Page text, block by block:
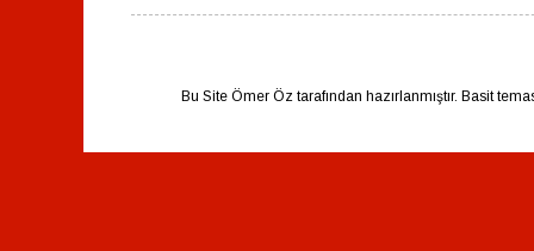
Bu Site Ömer Öz tarafından hazırlanmıştır. Basit